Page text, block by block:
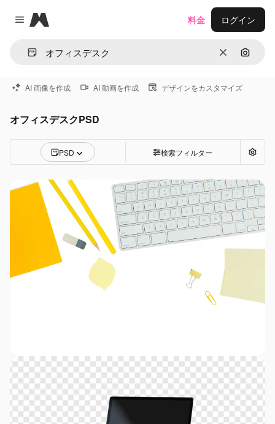
Close menu
Magnific
消去 画像で
料金 ログイン
AI 画像を作成 AI 動画を作成 デザインをカスタマイズ
オフィスデスクPSD
PSD 検索フィルター